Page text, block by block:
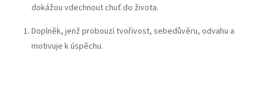
dokážou vdechnout chuť do života.
Doplněk, jenž probouzí tvořivost, sebedůvěru, odvahu a
motivuje k úspěchu.